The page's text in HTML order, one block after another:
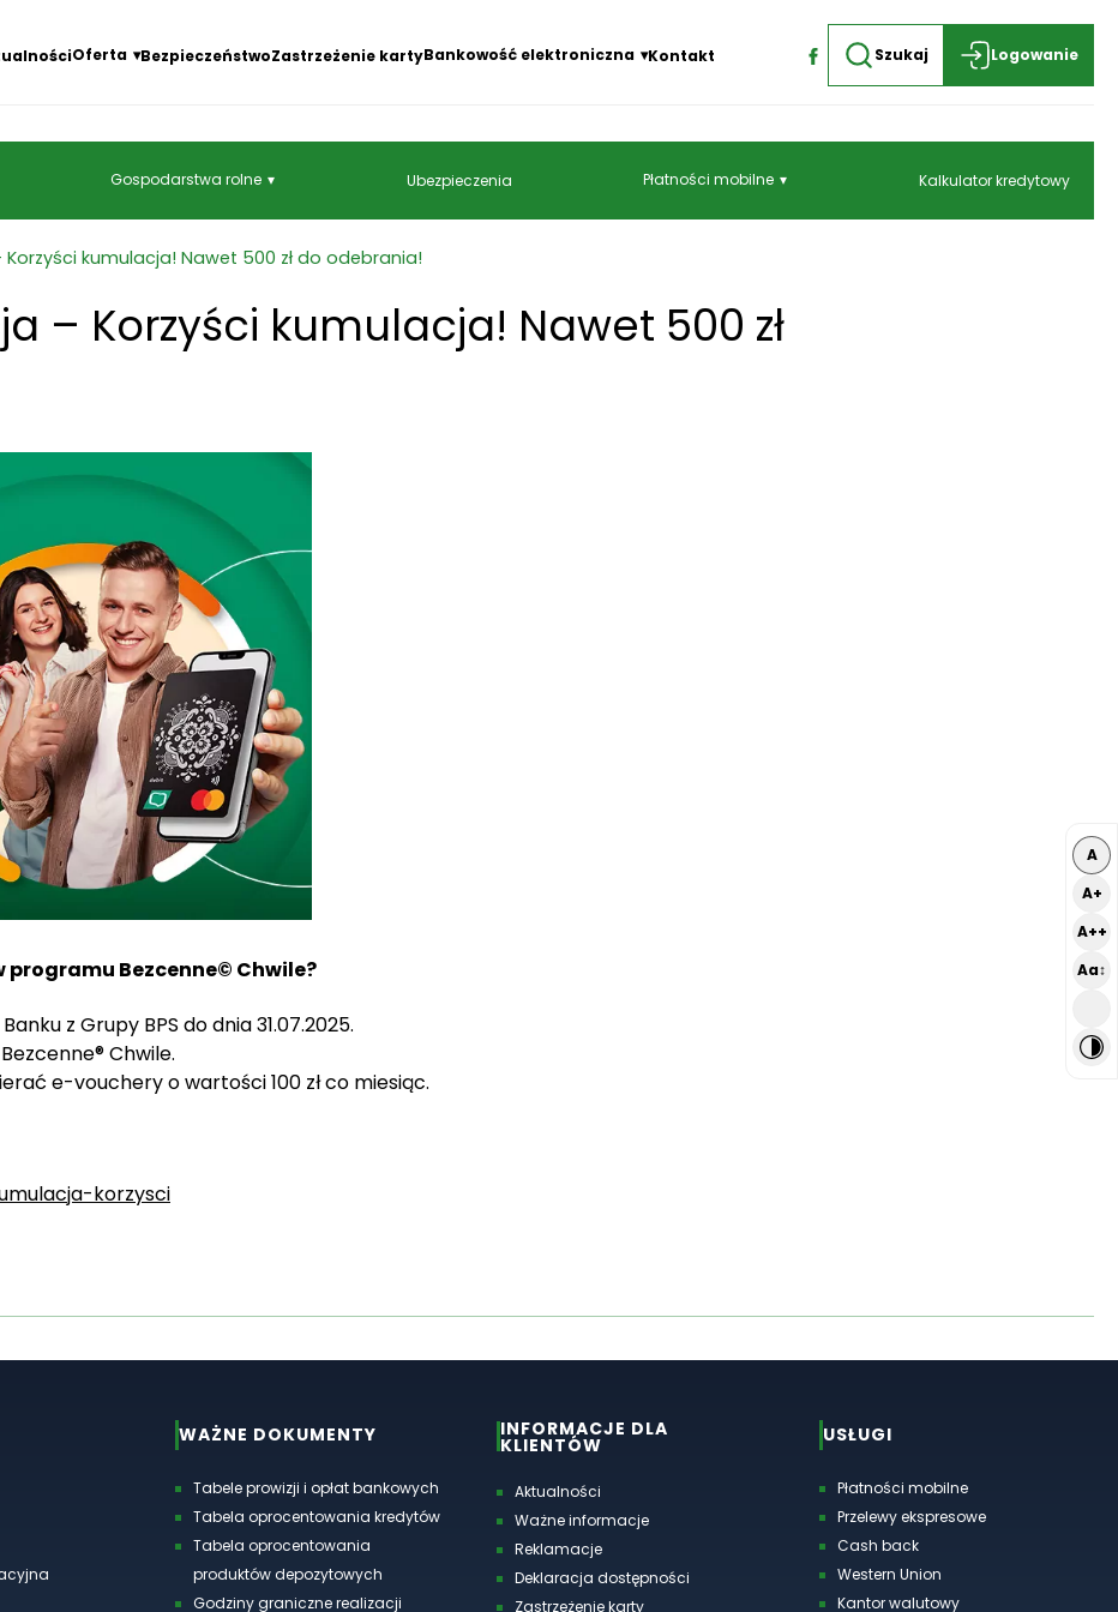
Oferta BezpieczeństwoZastrzeżenie kartyBankowość elektroniczna Kontakt Szukaj Logowanie
Gospodarstwa rolne Ubezpieczenia Płatności mobilne Kalkulator kredytowy
kumulacja! Nawet 500 zł do odebrania!
– Korzyści kumulacja! Nawet 500 zł
Bezcenne© Chwile?
z Grupy BPS do dnia 31.07.2025.
Chwile.
e-vouchery o wartości 100 zł co miesiąc.
korzysci
WAŻNE DOKUMENTY
Tabele prowizji i opłat bankowych
Tabela oprocentowania kredytów
Tabela oprocentowania
produktów depozytowych
Godziny graniczne realizacji
INFORMACJE DLA
KLIENTÓW
Aktualności
Ważne informacje
Reklamacje
Deklaracja dostępności
Zastrzeżenie karty
USŁUGI
Płatności mobilne
Przelewy ekspresowe
Cash back
Western Union
Kantor walutowy
A
A+
A++
Aa↕